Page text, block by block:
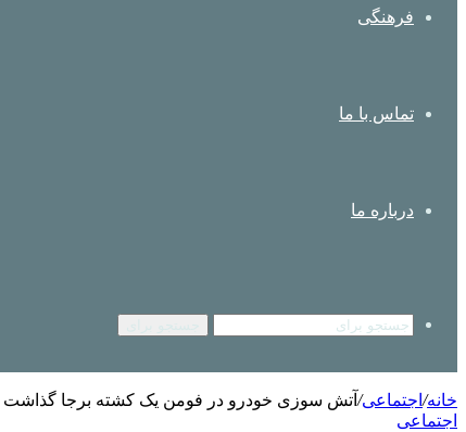
فرهنگی
تماس با ما
درباره ما
خانه/ اجتماعی/ آتش سوزی خودرو در فومن یک کشته برجا گذاشت
اجتماعی